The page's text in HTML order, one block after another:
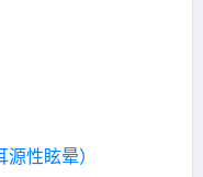
性眩晕）